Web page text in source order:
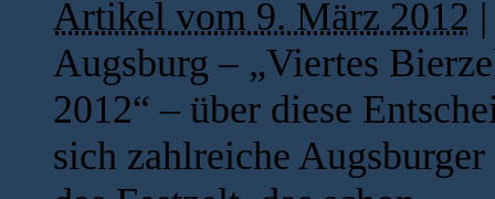
Artikel vom 9. März 2012
Augsburg – „Viertes
2012“ – über diese
sich zahlreiche